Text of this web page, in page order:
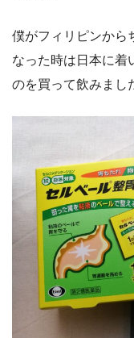
僕がフィリピンから
なった時は日本に着
のを買って飲みまし